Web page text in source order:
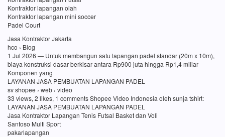
Kontraktor lapangan olah
Kontraktor lapangan mini soccer
Padel Court
Jasa Kontraktor Jakarta
hco › Blog
1 Jul 2026 — Untuk membangun satu lapangan padel standar (20m x 10m),
biaya konstruksi dasar berkisar antara Rp900 juta hingga Rp1,4 miliar
Komponen yang
LAYANAN JASA PEMBUATAN LAPANGAN PADEL
sv shopee › web › video
33 views, 2 likes, 1 comments Shopee Video Indonesia oleh sunja tshirt:
LAYANAN JASA PEMBUATAN LAPANGAN PADEL
Jasa Kontraktor Lapangan Tenis Futsal Basket dan Voli
Santoso Multi Sport
pakarlapangan